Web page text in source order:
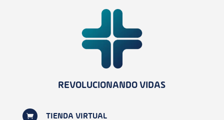
REVOLUCIONANDO VIDAS
 TIENDA VIRTUAL